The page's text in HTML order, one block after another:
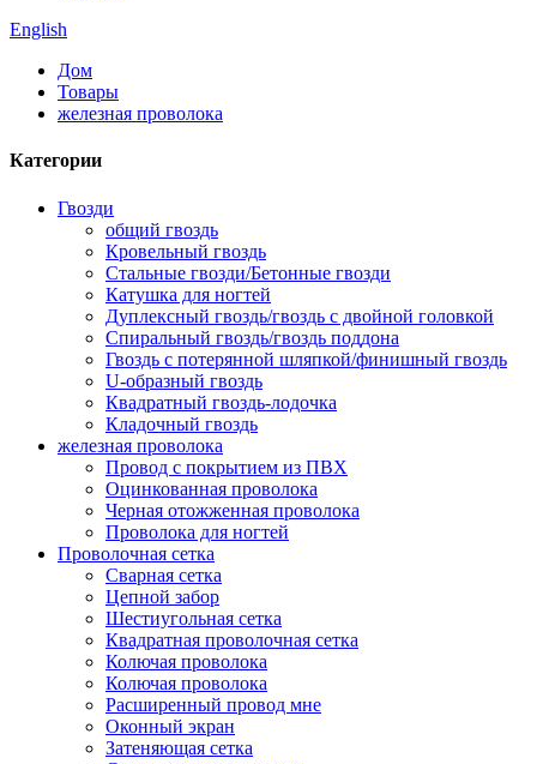
English
Дом
Товары
железная проволока
Категории
Гвозди
общий гвоздь
Кровельный гвоздь
Стальные гвозди/Бетонные гвозди
Катушка для ногтей
Дуплексный гвоздь/гвоздь с двойной головкой
Спиральный гвоздь/гвоздь поддона
Гвоздь с потерянной шляпкой/финишный гвоздь
U-образный гвоздь
Квадратный гвоздь-лодочка
Кладочный гвоздь
железная проволока
Провод с покрытием из ПВХ
Оцинкованная проволока
Черная отожженная проволока
Проволока для ногтей
Проволочная сетка
Сварная сетка
Цепной забор
Шестиугольная сетка
Квадратная проволочная сетка
Колючая проволока
Колючая проволока
Расширенный провод мне
Оконный экран
Затеняющая сетка